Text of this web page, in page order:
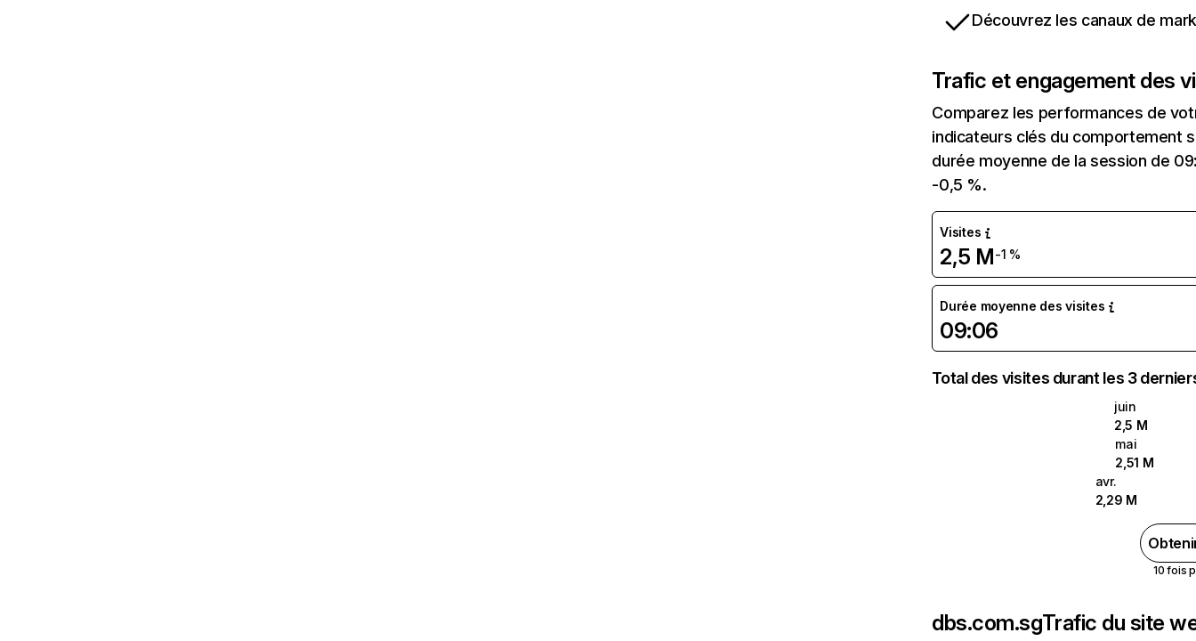
Découvrez les canaux de
Trafic et engagement des
Comparez les performances de
indicateurs clés du comportement
durée moyenne de la session de
-0,5 %.
Visites
2,5 M-1 %
Durée moyenne des visites
09:06
Total des visites durant les 3
juin
2,5 M
mai
2,51 M
avr.
2,29 M
10 fois
dbs.com.sgTrafic du site